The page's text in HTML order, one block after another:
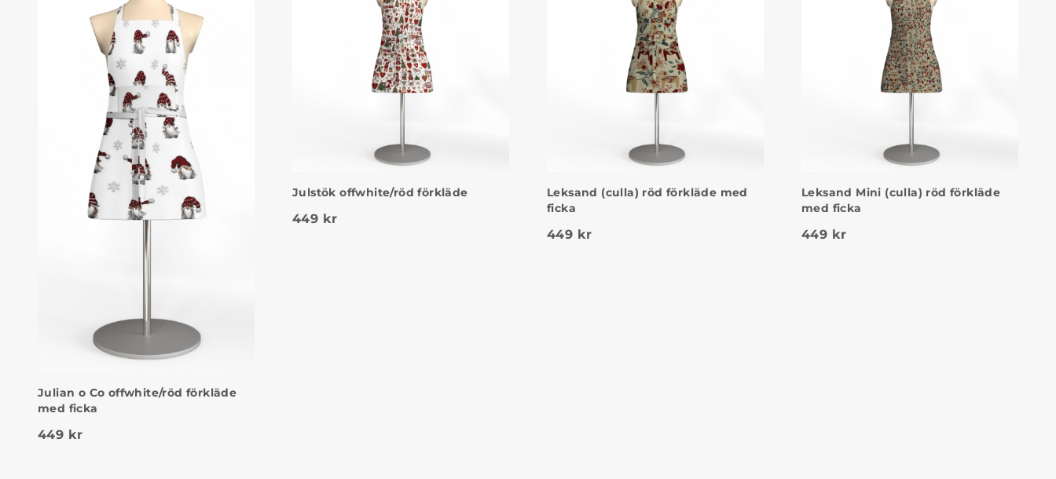
Julian o Co offwhite/röd förkläde
med ficka
449 kr
Julstök offwhite/röd förkläde
449 kr
Leksand (culla) röd förkläde med
ficka
449 kr
Leksand Mini (culla) röd förkläde
med ficka
449 kr